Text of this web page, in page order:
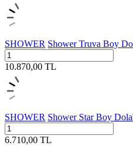
SHOWER Shower Truva Boy
10.870,00 TL
SHOWER Shower Star Boy
6.710,00 TL